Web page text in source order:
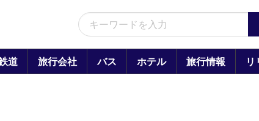
道 旅行会社 バス ホテル 旅行情報 リ